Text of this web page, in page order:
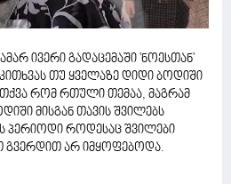
ივერი გადაცემაში 'ნოესთან'
თუ ყველაზე დიდი ბოდიში
თქვა რომ რთული თემაა, მაგრამ
მისგან თავის შვილებს
პერიოდი როდესაც შვილები
გვერდით არ იმყოფებოდა.